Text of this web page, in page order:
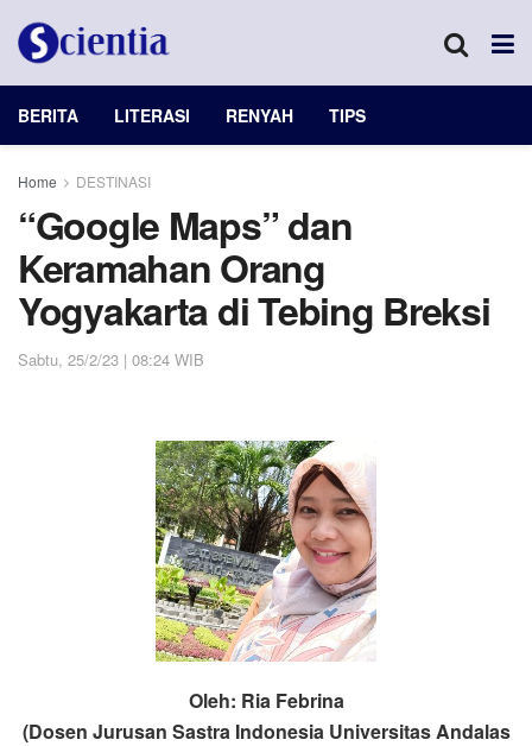
BERITA LITERASI RENYAH TIPS
Home DESTINASI
“Google Maps” dan
Keramahan Orang
Yogyakarta di Tebing Breksi
Sabtu, 25/2/23 | 08:24 WIB
Oleh: Ria Febrina
(Dosen Jurusan Sastra Indonesia Universitas Andalas